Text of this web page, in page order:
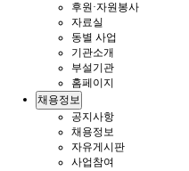
후원·자원봉사
자료실
동별 사업
기관소개
부설기관
홈페이지
채용정보
공지사항
채용정보
자유게시판
사업참여